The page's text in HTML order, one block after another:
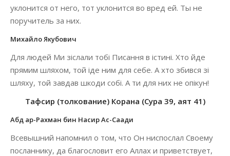
уклонится от него, тот уклонится во вред ей. Ты не
поручитель за них.
Михайло Якубович
Для людей Ми зіслали тобі Писання в істині. Хто йде
прямим шляхом, той іде ним для себе. А хто збився зі
шляху, той завдав шкоди собі. А ти для них не опікун!
Тафсир (толкование) Корана (Сура 39, аят 41)
Абд ар-Рахман бин Насир Ас-Саади
Всевышний напомнил о том, что Он ниспослал Своему
посланнику, да благословит его Аллах и приветствует,